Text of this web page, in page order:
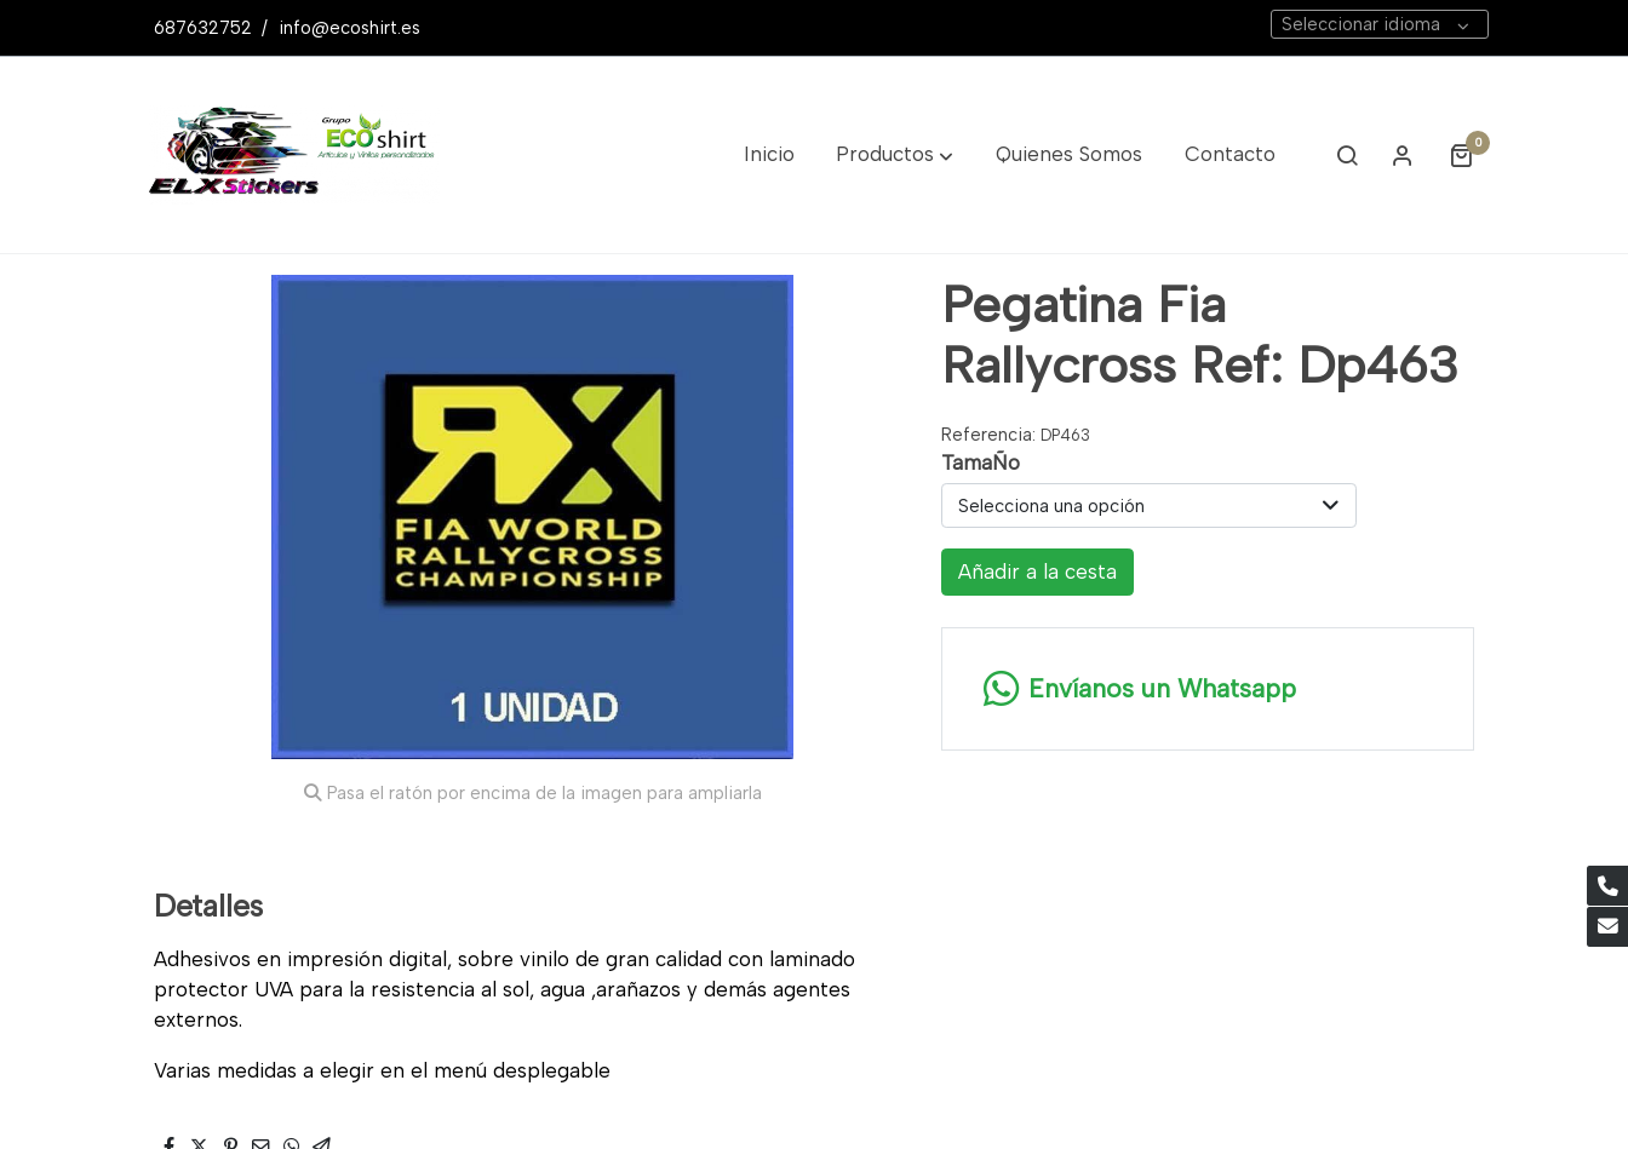
687632752 / info@ecoshirt.es Seleccionar idioma
Inicio Productos Quienes Somos Contacto 0
Productos Pegatina Fia Rallycross Ref: Dp463
Pasa el ratón por encima de la imagen para ampliarla
Detalles
Adhesivos en impresión digital, sobre vinilo de gran calidad con laminado
protector UVA para la resistencia al sol, agua ,arañazos y demás agentes
externos.
Varias medidas a elegir en el menú desplegable
Pegatina Fia
Rallycross Ref: Dp463
Referencia: DP463
TamaÑo
Selecciona una opción
Añadir a la cesta
Envíanos un Whatsapp